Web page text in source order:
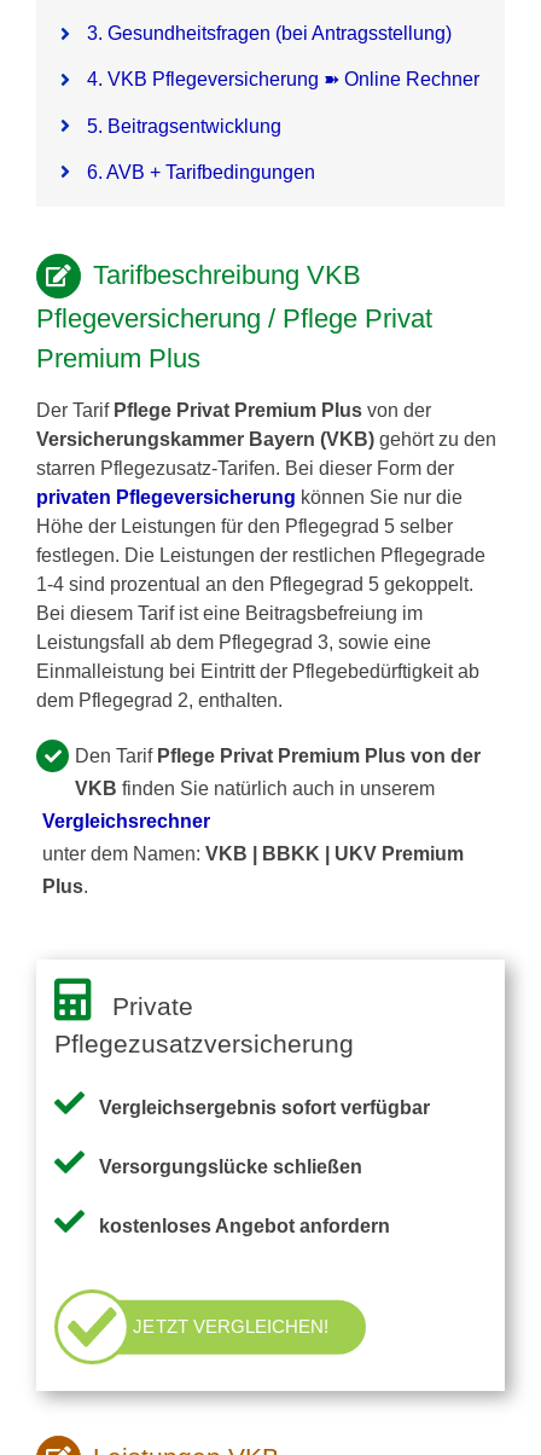
3. Gesundheitsfragen (bei Antragsstellung)
4. VKB Pflegeversicherung ➽ Online Rechner
5. Beitragsentwicklung
6. AVB + Tarifbedingungen
Tarifbeschreibung VKB
Pflegeversicherung / Pflege Privat
Premium Plus
Der Tarif Pflege Privat Premium Plusvon der
Versicherungskammer Bayern (VKB)gehört zu den
starren Pflegezusatz-Tarifen. Bei dieser Form der
privaten Pflegeversicherung können Sie nur die
Höhe der Leistungen für den Pflegegrad 5 selber
festlegen. Die Leistungen der restlichen Pflegegrade
1-4 sind prozentual an den Pflegegrad 5 gekoppelt.
Bei diesem Tarif ist eine Beitragsbefreiung im
Leistungsfall ab dem Pflegegrad 3, sowie eine
Einmalleistung bei Eintritt der Pflegebedürftigkeit ab
dem Pflegegrad 2, enthalten.
Den Tarif Pflege Privat Premium Plus von der
VKB finden Sie natürlich auch in unserem
Vergleichsrechner
unter dem Namen: VKB | BBKK | UKV Premium
Plus.
Private
Pflegezusatzversicherung
Vergleichsergebnis sofort verfügbar
Versorgungslücke schließen
kostenloses Angebot anfordern
JETZT VERGLEICHEN!